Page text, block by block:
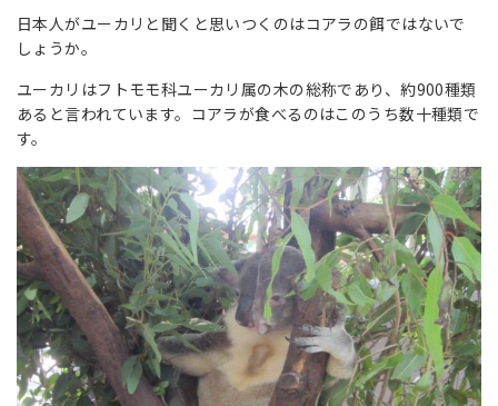
日本人がユーカリと聞くと思いつくのはコアラの餌ではないで
しょうか。
ユーカリはフトモモ科ユーカリ属の木の総称であり、約900種類
あると言われています。コアラが食べるのはこのうち数十種類で
す。